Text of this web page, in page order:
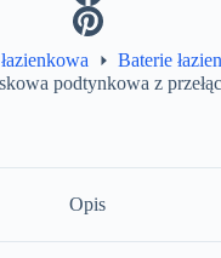
Baterie
podtynkowa z
Opis